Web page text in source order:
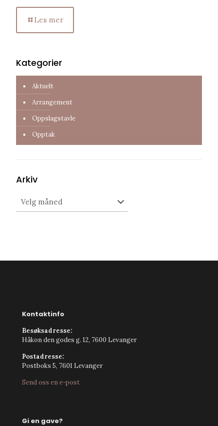
Les mer
Kategorier
Aktuelt
Arrangement
Oppslagstavle
Opptak
Arkiv
Kontaktinfo
Besøksadresse:
Håkon den godes g. 12, 7600 Levanger
Postadresse:
Postboks 5, 7601 Levanger
Send oss en e-post
Gi en gave?